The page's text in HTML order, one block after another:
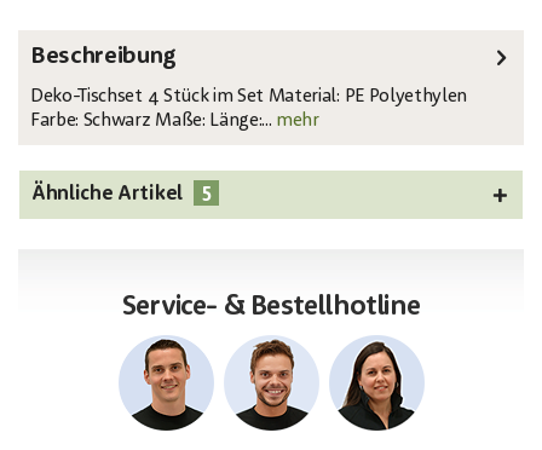
Beschreibung
Deko-Tischset 4 Stück im Set Material: PE Polyethylen
Farbe: Schwarz Maße: Länge:... mehr
Ähnliche Artikel 5
Service- & Bestellhotline